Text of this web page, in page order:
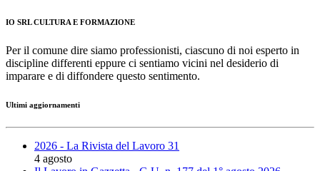
IO SRL CULTURA E FORMAZIONE
Per il comune dire siamo professionisti, ciascuno di noi esperto in
discipline differenti eppure ci sentiamo vicini nel desiderio di
imparare e di diffondere questo sentimento.
Ultimi aggiornamenti
2026 - La Rivista del Lavoro 31
4 agosto